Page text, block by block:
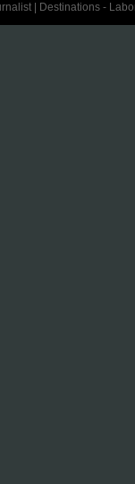
| Destinations -